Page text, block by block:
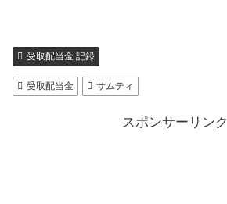
受取配当金 記録
受取配当金 サムティ
スポンサーリンク